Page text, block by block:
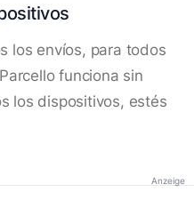
los envíos, para todos
funciona sin
los dispositivos, estés
Anzeige